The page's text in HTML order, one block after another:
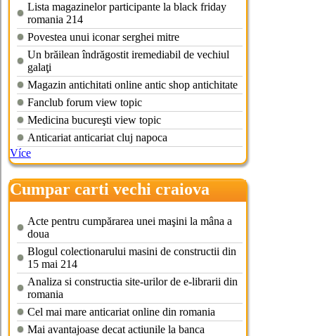
Lista magazinelor participante la black friday
romania 214
Povestea unui iconar serghei mitre
Un brăilean îndrăgostit iremediabil de vechiul
galaţi
Magazin antichitati online antic shop antichitate
Fanclub forum view topic
Medicina bucureşti view topic
Anticariat anticariat cluj napoca
Více
Cumpar carti vechi craiova
Acte pentru cumpărarea unei maşini la mâna a
doua
Blogul colectionarului masini de constructii din
15 mai 214
Analiza si constructia site-urilor de e-librarii din
romania
Cel mai mare anticariat online din romania
Mai avantajoase decat actiunile la banca